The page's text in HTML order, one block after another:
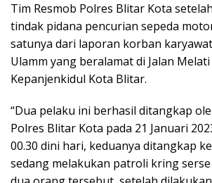
Tim Resmob Polres Blitar Kota
tindak pidana pencurian sepeda
satunya dari laporan korban
Ulamm yang beralamat di Jalan Melati
Kepanjenkidul Kota Blitar.
“Dua pelaku ini berhasil ditangkap
Polres Blitar Kota pada 21 Januari
00.30 dini hari, keduanya ditangkap
sedang melakukan patroli kring